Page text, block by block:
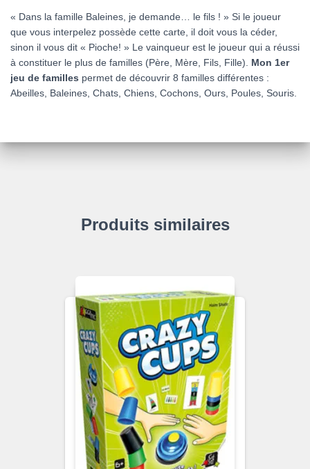
« Dans la famille Baleines, je demande… le fils ! » Si le joueur
que vous interpelez possède cette carte, il doit vous la céder,
sinon il vous dit « Pioche! » Le vainqueur est le joueur qui a réussi
à constituer le plus de familles (Père, Mère, Fils, Fille). Mon 1er
jeu de familles permet de découvrir 8 familles différentes :
Abeilles, Baleines, Chats, Chiens, Cochons, Ours, Poules, Souris.
Produits similaires